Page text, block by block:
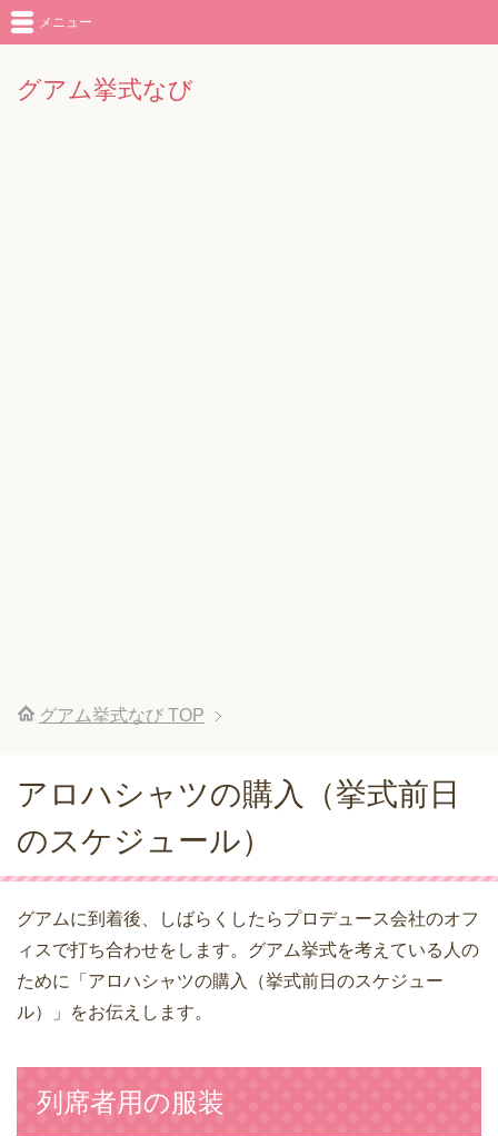
グアム挙式なび
メニュー
グアム挙式なび TOP
アロハシャツの購入（挙式前日
のスケジュール）
グアムに到着後、しばらくしたらプロデュース会社のオフ
ィスで打ち合わせをします。グアム挙式を考えている人の
ために「アロハシャツの購入（挙式前日のスケジュー
ル）」をお伝えします。
列席者用の服装